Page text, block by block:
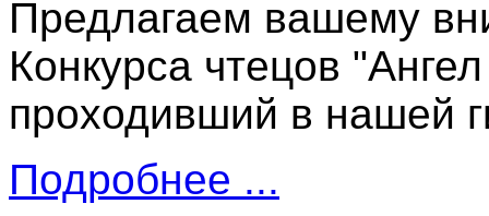
Предлагаем вашему
Конкурса чтецов
проходивший в нашей
Подробнее ...